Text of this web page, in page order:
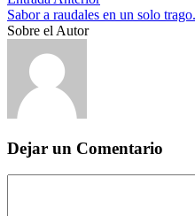
Sabor a raudales en un solo trago.
Sobre el Autor
Dejar un Comentario